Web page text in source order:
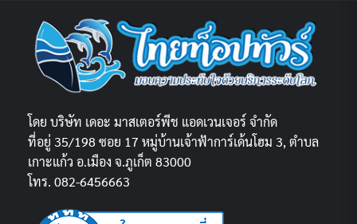
โดย บริษัท เดอะ มาสเตอร์พีช แอดเวนเจอร์ จำกัด
ที่อยู่ 35/198 ซอย 17 หมู่บ้านเจ้าฟ้าการ์เด้นโฮม 3, ตำบล
เกาะแก้ว อ.เมือง จ.ภูเก็ต 83000
โทร. 082-6456663